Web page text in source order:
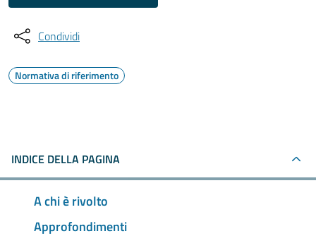
Condividi
Normativa di riferimento
INDICE DELLA PAGINA
A chi è rivolto
Approfondimenti